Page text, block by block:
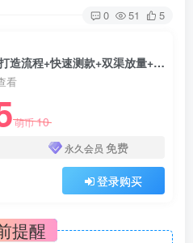
0 51 5
万相台·单品爆单玩法，单爆打造流程+快速测款+双渠放量+巨量引爆
看
萌币10
永久会员 免费
登录购买
提醒